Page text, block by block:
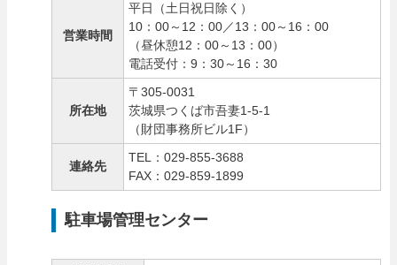
営業時間
平日（土日祝日除く）
10：00～12：00／13：00～16：00
（昼休憩12：00～13：00）
電話受付：9：30～16：30
所在地
〒305-0031
茨城県つくば市吾妻1-5-1
（財団事務所ビル1F）
連絡先
TEL：029-855-3688
FAX：029-859-1899
駐車場管理センター